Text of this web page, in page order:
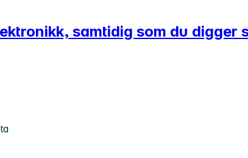
samtidig som du digger